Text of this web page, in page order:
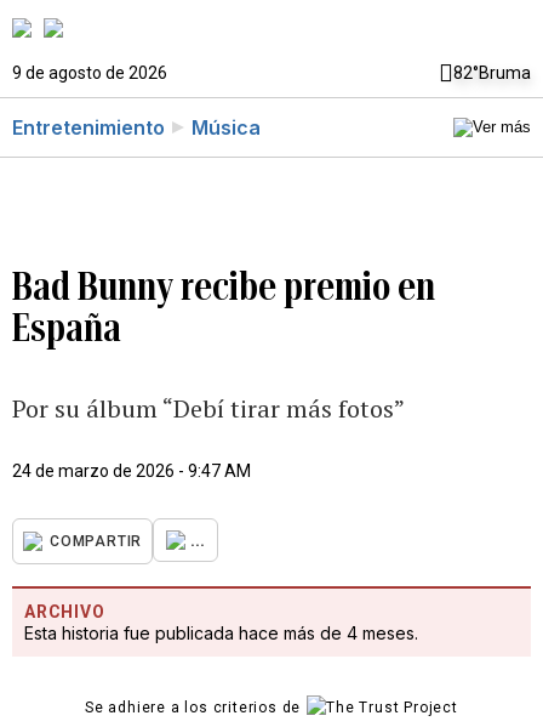
9 de agosto de 2026 82°Bruma
Entretenimiento Música
Bad Bunny recibe premio en
España
Por su álbum “Debí tirar más fotos”
24 de marzo de 2026 - 9:47 AM
COMPARTIR ...
ARCHIVO
Esta historia fue publicada hace más de 4 meses.
Se adhiere a los criterios de